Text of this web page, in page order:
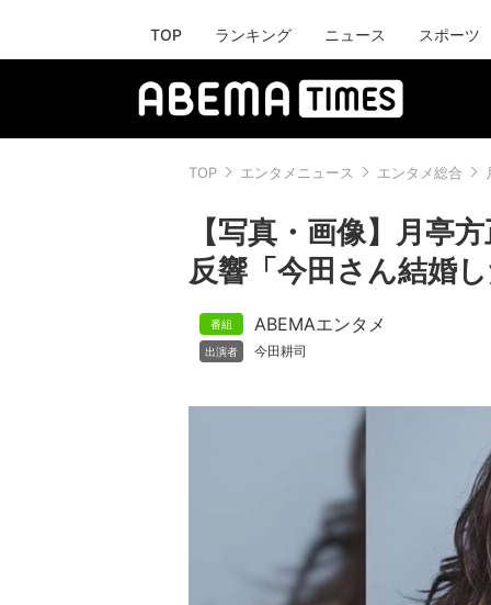
TOP ランキング ニュース スポーツ
TOP エンタメニュース エンタメ総合
【写真・画像】月亭
反響「今田さん結婚
ABEMAエンタメ
今田耕司